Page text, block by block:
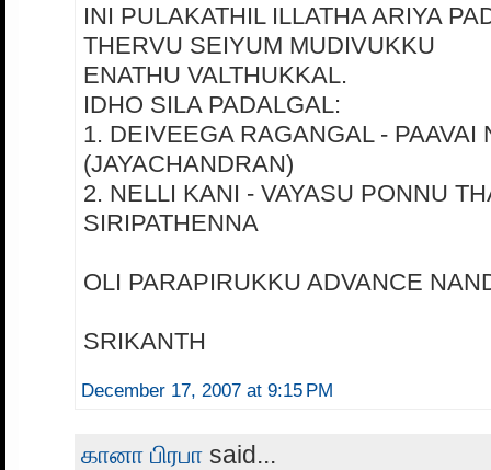
INI PULAKATHIL ILLATHA ARIYA
THERVU SEIYUM MUDIVUKKU
ENATHU VALTHUKKAL.
IDHO SILA PADALGAL:
1. DEIVEEGA RAGANGAL - PAAVAI
(JAYACHANDRAN)
2. NELLI KANI - VAYASU PONNU
SIRIPATHENNA
OLI PARAPIRUKKU ADVANCE
SRIKANTH
December 17, 2007 at 9:15 PM
கானா பிரபா said...